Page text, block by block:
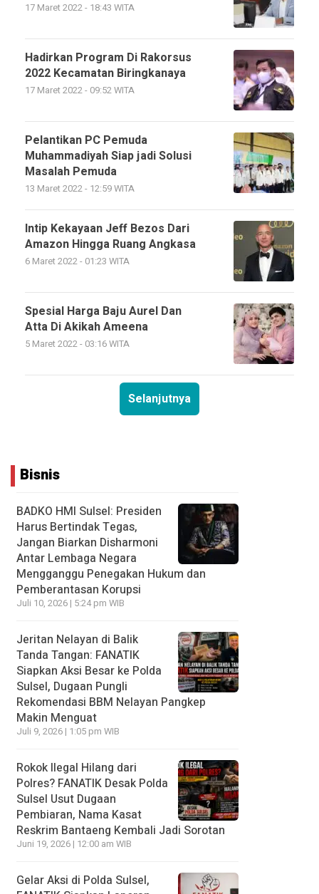
17 Maret 2022 - 18:43 WITA
Hadirkan Program Di Rakorsus
2022 Kecamatan Biringkanaya
17 Maret 2022 - 09:52 WITA
Pelantikan PC Pemuda
Muhammadiyah Siap jadi Solusi
Masalah Pemuda
13 Maret 2022 - 12:59 WITA
Intip Kekayaan Jeff Bezos Dari
Amazon Hingga Ruang Angkasa
6 Maret 2022 - 01:23 WITA
Spesial Harga Baju Aurel Dan
Atta Di Akikah Ameena
5 Maret 2022 - 03:16 WITA
Selanjutnya
Bisnis
BADKO HMI Sulsel: Presiden
Harus Bertindak Tegas,
Jangan Biarkan Disharmoni
Antar Lembaga Negara
Mengganggu Penegakan Hukum dan
Pemberantasan Korupsi
Juli 10, 2026 | 5:24 pm WIB
Jeritan Nelayan di Balik
Tanda Tangan: FANATIK
Siapkan Aksi Besar ke Polda
Sulsel, Dugaan Pungli
Rekomendasi BBM Nelayan Pangkep
Makin Menguat
Juli 9, 2026 | 1:05 pm WIB
Rokok Ilegal Hilang dari
Polres? FANATIK Desak Polda
Sulsel Usut Dugaan
Pembiaran, Nama Kasat
Reskrim Bantaeng Kembali Jadi Sorotan
Juni 19, 2026 | 12:00 am WIB
Gelar Aksi di Polda Sulsel,